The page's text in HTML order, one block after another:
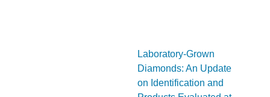
Laboratory-Grown
Diamonds: An Update
on Identification and